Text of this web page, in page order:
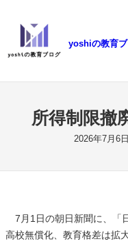
yoshiの教育
所得制限撤
2026年7月6日
7月1日の朝日新聞に、「
高校無償化、教育格差は拡